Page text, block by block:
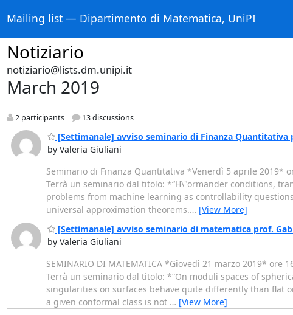
Mailing list — Dipartimento di Matematica, UniPI
Notiziario
notiziario@lists.dm.unipi.it
March 2019
2 participants 13 discussions
[Settimanale] avviso seminario di Finanza Quantitativa
by Valeria Giuliani
Seminario di Finanza Quantitativa *Venerdì 5 aprile 2019*
Terrà un seminario dal titolo: *“H\"ormander conditions,
problems from machine learning as controllability
universal approximation theorems.… [View More]
[Settimanale] avviso seminario di matematica prof.
by Valeria Giuliani
SEMINARIO DI MATEMATICA *Giovedì 21 marzo 2019*
Terrà un seminario dal titolo: *“On moduli spaces of
singularities on surfaces behave quite differently than flat
a given conformal class is not … [View More]